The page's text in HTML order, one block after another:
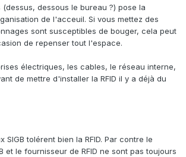
dessous le bureau ?) pose la
de l'acceuil. Si vous mettez des
sont susceptibles de bouger, cela peut
de repenser tout l'espace.
électriques, les cables, le réseau interne,
de mettre d'installer la RFID il y a déjà du
SIGB tolérent bien la RFID. Par contre le
et le fournisseur de RFID ne sont pas toujours